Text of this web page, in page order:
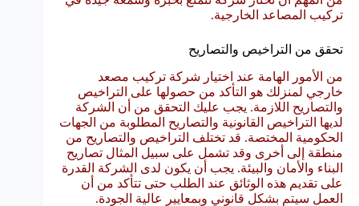
تركيب المصاعد الخارجية.
تحقق من التراخيص والتصاريح
من الأمور الهامة عند اختيار شركة تركيب مصعد
خارجي لمنزلك هو التأكد من حصولها على التراخيص
والتصاريح اللازمة. يجب عليك التحقق من أن الشركة
لديها التراخيص القانونية والتصاريح المطلوبة من الجهات
الحكومية المختصة. قد تختلف التراخيص والتصاريح من
منطقة إلى أخرى وقد تشمل على سبيل المثال تصاريح
البناء والأمان والبيئة. يجب أن يكون لدى الشركة القدرة
على تقديم هذه الوثائق عند الطلب حتى تتأكد من أن
العمل سيتم بشكل قانوني وبمعايير عالية الجودة.